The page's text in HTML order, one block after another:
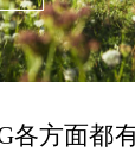
各方面都